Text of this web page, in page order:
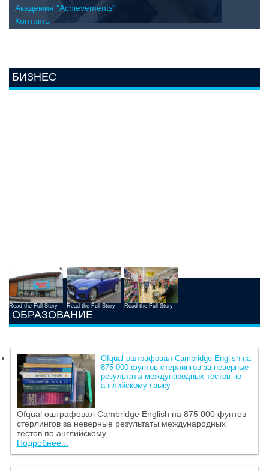
Академия "Achievements"
Контакты
БИЗНЕС
Read the Full Story Read the Full Story Read the Full Story
ОБРАЗОВАНИЕ
Ofqual оштрафовал Cambridge English на
875 000 фунтов стерлингов за неверные
результаты международных тестов по
английскому языку
Ofqual оштрафовал Cambridge English на 875 000 фунтов
стерлингов за неверные результаты международных
тестов по английскому...
Подробнее...